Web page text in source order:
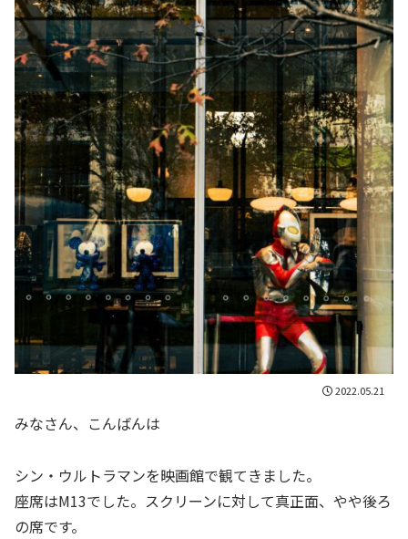
2022.05.21
みなさん、こんばんは
シン・ウルトラマンを映画館で観てきました。
座席はM13でした。スクリーンに対して真正面、やや後ろ
の席です。